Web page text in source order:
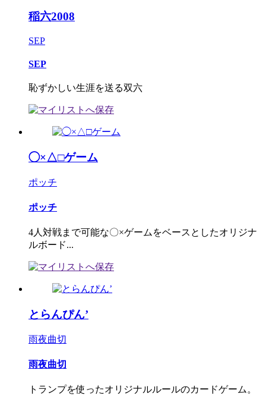
稲六2008
SEP
SEP
恥ずかしい生涯を送る双六
◯×△□ゲーム
ポッチ
ポッチ
4人対戦まで可能な〇×ゲームをベースとしたオリジナ
ルボード...
とらんぴん’
雨夜曲切
雨夜曲切
トランプを使ったオリジナルルールのカードゲーム。